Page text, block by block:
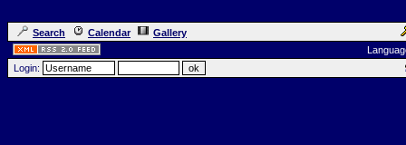
Search Calendar
Gallery
Login: